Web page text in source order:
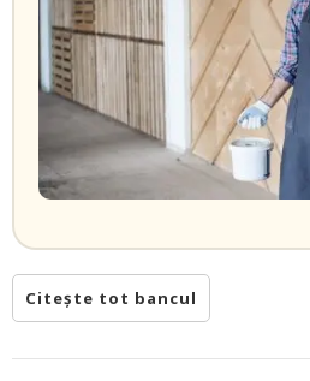
Citește tot bancul